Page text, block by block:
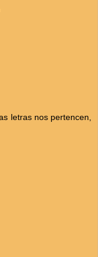
letras nos pertencen,